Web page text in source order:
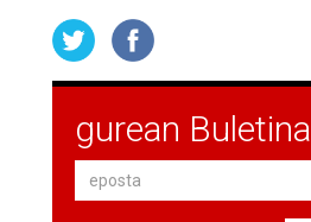
gurean Buletina